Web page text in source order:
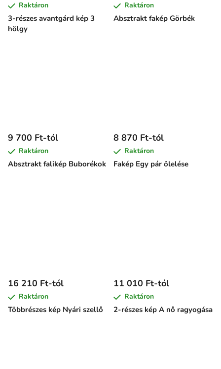
3-részes avantgárd kép 3
hölgy
Raktáron
Absztrakt fakép Görbék
Raktáron
Absztrakt falikép Buborékok
9 700 Ft-tól
Raktáron
Fakép Egy pár ölelése
8 870 Ft-tól
Raktáron
Többrészes kép Nyári szellő
16 210 Ft-tól
Raktáron
2-részes kép A nő ragyogása
11 010 Ft-tól
Raktáron